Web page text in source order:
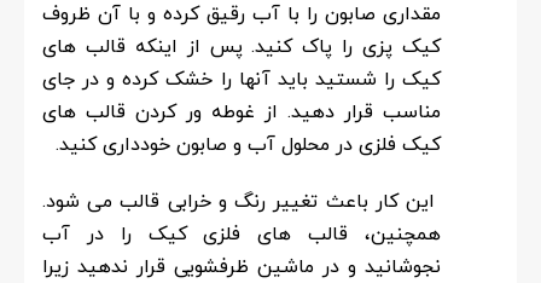
مقداری صابون را با آب رقیق کرده و با آن ظروف
کیک پزی را پاک کنید. پس از اینکه قالب های
کیک را شستید باید آنها را خشک کرده و در جای
مناسب قرار دهید. از غوطه ور کردن قالب های
کیک فلزی در محلول آب و صابون خودداری کنید.
این کار باعث تغییر رنگ و خرابی قالب می شود.
همچنین، قالب های فلزی کیک را در آب
نجوشانید و در ماشین ظرفشویی قرار ندهید زیرا